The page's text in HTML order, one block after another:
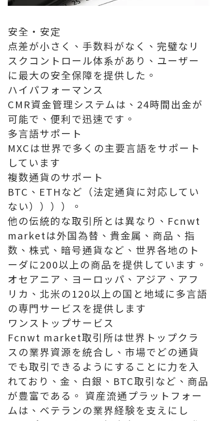
安全・安定
点差が小さく、手数料がなく、完璧なリ
スクコントロール体系があり、ユーザー
に最大の安全保障を提供した。
ハイパフォーマンス
CMR資金管理システムは、24時間出金が
可能で、便利で迅速です。
多言語サポート
MXCは世界で多くの主要言語をサポート
しています
複数通貨のサポート
BTC、ETHなど（法定通貨に対応してい
ない））））。
他の伝統的な取引所とは異なり、Fcnwt
marketは外国為替、貴金属、商品、指
数、株式、暗号通貨など、世界各地のト
ーダに200以上の商品を提供しています。
オセアニア、ヨーロッパ、アジア、アフ
リカ、北米の120以上の国と地域に多言語
の専門サービスを提供します
ワンストップサービス
Fcnwt market取引所は世界トップクラ
スの業界資源を統合し、市場でどの通貨
でも取引できるようにすることに力を入
れており、金、白銀、BTC取引など、商品
が豊富である。 資産流通プラットフォー
ムは、ベテランの業界経験を支えにし